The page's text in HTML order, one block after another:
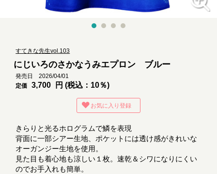
すてきな先生vol.103
にじいろのさかなうみエプロン ブルー
発売日 2026/04/01
定価
3,700 円 (税込：10％)
お気に入り登録
きらりと光るホログラムで鱗を表現
背面に一部シアー生地、ポケットには透け感がきれいな
オーガンジー生地を使用。
見た目も着心地も涼しい１枚。速乾＆シワになりにくい
のでお手入れも簡単。